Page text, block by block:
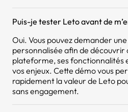
Puis-je tester Leto avant de
Oui. Vous pouvez demander
personnalisée afin de
plateforme, ses fonctionnalités
vos enjeux. Cette démo vous
rapidement la valeur de Leto
sans engagement.